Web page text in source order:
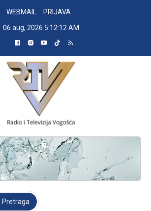
WEBMAIL
PRIJAVA
06 aug, 2026 5:12:13 AM
RADIO TELEVIZIJA VOGOŠĆA